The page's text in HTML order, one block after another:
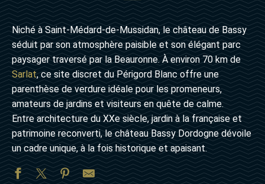
Niché à Saint-Médard-de-Mussidan, le château de Bassy
séduit par son atmosphère paisible et son élégant parc
paysager traversé par la Beauronne. À environ 70 km de
Sarlat, ce site discret du Périgord Blanc offre une
parenthèse de verdure idéale pour les promeneurs,
amateurs de jardins et visiteurs en quête de calme.
Entre architecture du XXe siècle, jardin à la française et
patrimoine reconverti, le château Bassy Dordogne dévoile
un cadre unique, à la fois historique et apaisant.